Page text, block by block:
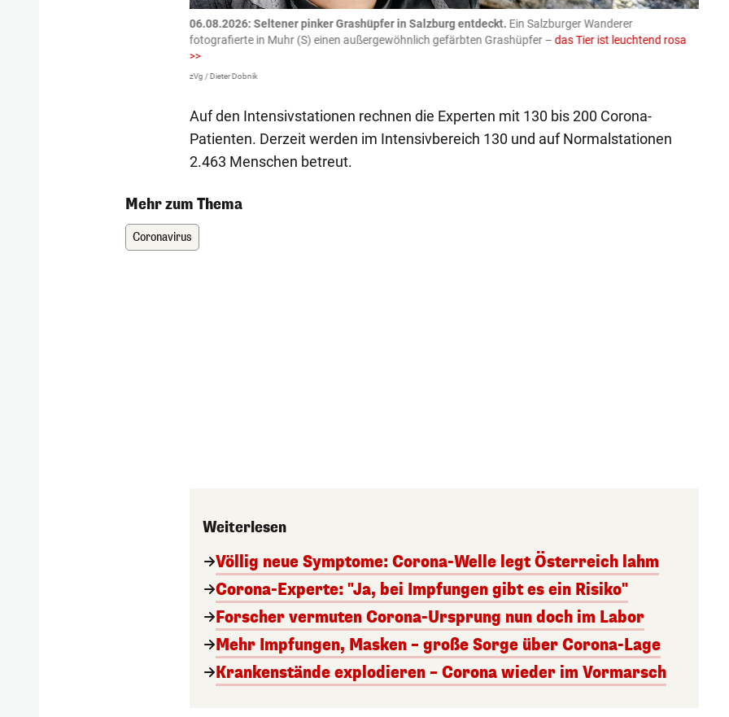
06.08.2026: Seltener pinker Grashüpfer in Salzburg entdeckt. Ein Salzburger Wanderer
fotografierte in Muhr (S) einen außergewöhnlich gefärbten Grashüpfer – das Tier ist leuchtend rosa
>>
zVg / Dieter Dobnik
Auf den Intensivstationen rechnen die Experten mit 130 bis 200 Corona-
Patienten. Derzeit werden im Intensivbereich 130 und auf Normalstationen
2.463 Menschen betreut.
Mehr zum Thema
Coronavirus
Weiterlesen
Völlig neue Symptome: Corona-Welle legt Österreich lahm
Corona-Experte: "Ja, bei Impfungen gibt es ein Risiko"
Forscher vermuten Corona-Ursprung nun doch im Labor
Mehr Impfungen, Masken – große Sorge über Corona-Lage
Krankenstände explodieren – Corona wieder im Vormarsch